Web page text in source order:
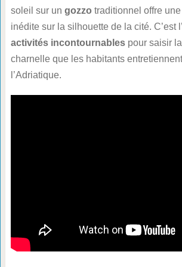
soleil sur un gozzo traditionnel offre
inédite sur la silhouette de la cité. C’est
activités incontournablespour saisir
charnelle que les habitants
l’Adriatique.